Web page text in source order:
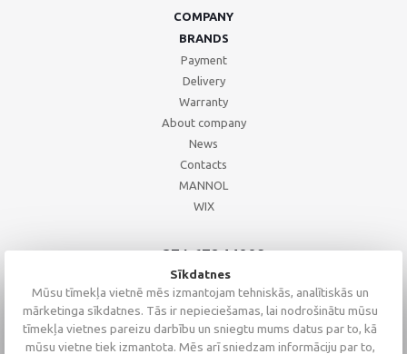
COMPANY
BRANDS
Payment
Delivery
Warranty
About company
News
Contacts
MANNOL
WIX
+371 67244008
+371 67271055
+371 26002793
Sīkdatnes
Mūsu tīmekļa vietnē mēs izmantojam tehniskās, analītiskās un
mārketinga sīkdatnes. Tās ir nepieciešamas, lai nodrošinātu mūsu
tīmekļa vietnes pareizu darbību un sniegtu mums datus par to, kā
mūsu vietne tiek izmantota. Mēs arī sniedzam informāciju par to,